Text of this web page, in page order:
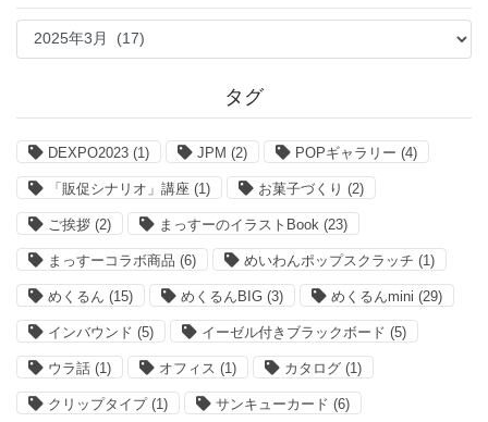
過
記
タグ
DEXPO2023 (1) JPM (2) POPギャラリー (4)
「販促シナリオ」講座 (1) お菓子づくり (2)
ご挨拶 (2) まっすーのイラストBook (23)
まっすーコラボ商品 (6) めいわんポップスクラッチ (1)
めくるん (15) めくるんBIG (3) めくるんmini (29)
インバウンド (5) イーゼル付きブラックボード (5)
ウラ話 (1) オフィス (1) カタログ (1)
クリップタイプ(1) サンキューカード (6)